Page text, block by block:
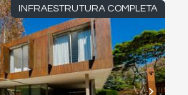
INFRAESTRUTURA COMPLETA